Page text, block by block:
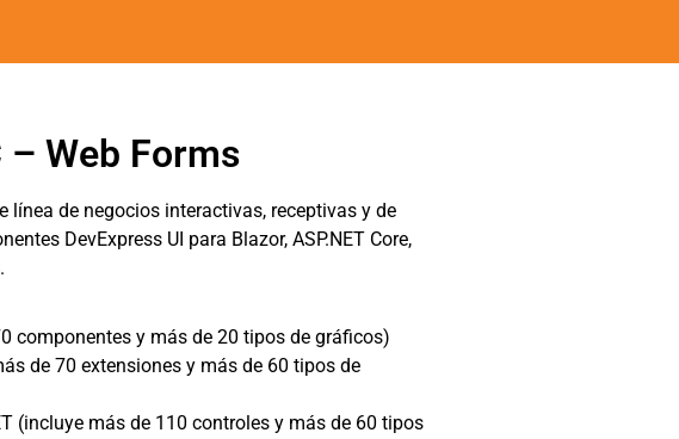
Web Forms
línea de negocios interactivas, receptivas y de
DevExpress UI para Blazor, ASP.NET Core,
componentes y más de 20 tipos de gráficos)
de 70 extensiones y más de 60 tipos de
(incluye más de 110 controles y más de 60 tipos